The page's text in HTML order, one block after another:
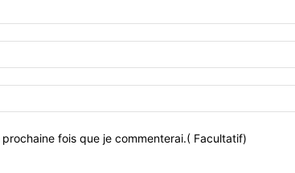
fois que je commenterai.( Facultatif)